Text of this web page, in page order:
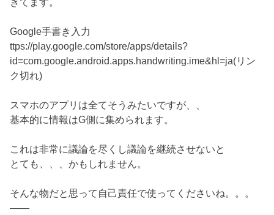
Google手書き入力
ttps://play.google.com/store/apps/details?
id=com.google.android.apps.handwriting.ime&hl=ja(リン
ク切れ)
スマホのアプリは全てそうみたいですが、、
基本的に情報はG側に集められます。
これは非常に議論を尽くし議論を継続させないと
とても、、、かもしれません。
そんな物だと思って自己責任で使ってくださいね。。。
——